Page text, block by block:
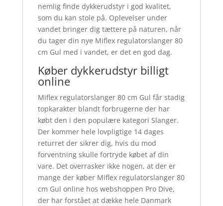
nemlig finde dykkerudstyr i god kvalitet,
som du kan stole på. Oplevelser under
vandet bringer dig tættere på naturen, når
du tager din nye Miflex regulatorslanger 80
cm Gul med i vandet, er det en god dag.
Køber dykkerudstyr billigt
online
Miflex regulatorslanger 80 cm Gul får stadig
topkarakter blandt forbrugerne der har
købt den i den populære kategori Slanger.
Der kommer hele lovpligtige 14 dages
returret der sikrer dig, hvis du mod
forventning skulle fortryde købet af din
vare. Det overrasker ikke nogen, at der er
mange der køber Miflex regulatorslanger 80
cm Gul online hos webshoppen Pro Dive,
der har forstået at dække hele Danmark